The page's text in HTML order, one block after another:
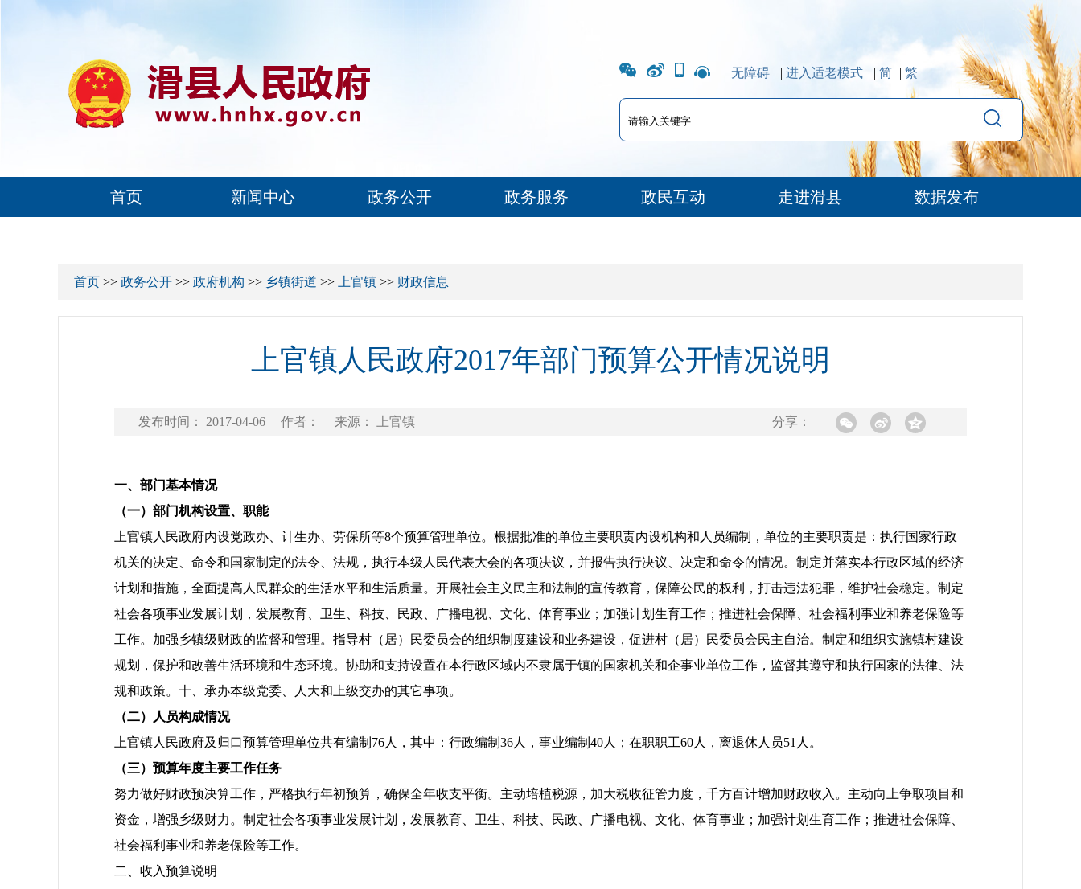
无障碍 | 进入适老模式 | 简 | 繁
首页 新闻中心 政务公开 政务服务 政民互动 走进滑县 数据发布
首页 >> 政务公开 >> 政府机构 >> 乡镇街道 >> 上官镇 >> 财政信息
上官镇人民政府2017年部门预算公开情况说明
发布时间： 2017-04-06 作者： 来源： 上官镇 分享：
一、部门基本情况
（一）部门机构设置、职能
上官镇人民政府内设党政办、计生办、劳保所等8个预算管理单位。根据批准的单位主要职责内设机构和人员编制，单位的主要职责是：执行国家行政
机关的决定、命令和国家制定的法令、法规，执行本级人民代表大会的各项决议，并报告执行决议、决定和命令的情况。制定并落实本行政区域的经济
计划和措施，全面提高人民群众的生活水平和生活质量。开展社会主义民主和法制的宣传教育，保障公民的权利，打击违法犯罪，维护社会稳定。制定
社会各项事业发展计划，发展教育、卫生、科技、民政、广播电视、文化、体育事业；加强计划生育工作；推进社会保障、社会福利事业和养老保险等
工作。加强乡镇级财政的监督和管理。指导村（居）民委员会的组织制度建设和业务建设，促进村（居）民委员会民主自治。制定和组织实施镇村建设
规划，保护和改善生活环境和生态环境。协助和支持设置在本行政区域内不隶属于镇的国家机关和企事业单位工作，监督其遵守和执行国家的法律、法
规和政策。十、承办本级党委、人大和上级交办的其它事项。
（二）人员构成情况
上官镇人民政府及归口预算管理单位共有编制76人，其中：行政编制36人，事业编制40人；在职职工60人，离退休人员51人。
（三）预算年度主要工作任务
努力做好财政预决算工作，严格执行年初预算，确保全年收支平衡。主动培植税源，加大税收征管力度，千方百计增加财政收入。主动向上争取项目和
资金，增强乡级财力。制定社会各项事业发展计划，发展教育、卫生、科技、民政、广播电视、文化、体育事业；加强计划生育工作；推进社会保障、
社会福利事业和养老保险等工作。
二、收入预算说明